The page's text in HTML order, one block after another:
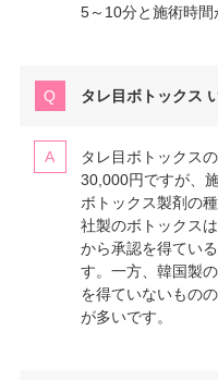
5～10分と施術時間
タレ目ボトックス
タレ目ボトックス
30,000円ですが、
ボトックス製剤の
社製のボトックス
から承認を得てい
す。一方、韓国製
を得ていないもの
が多いです。